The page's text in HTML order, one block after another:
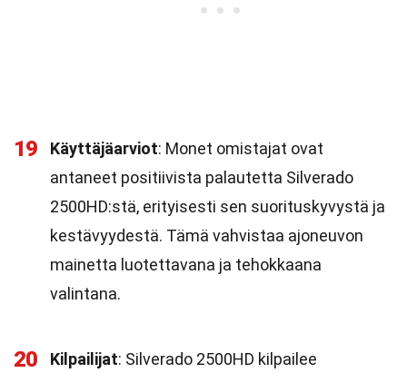
19 Käyttäjäarviot: Monet omistajat ovat
antaneet positiivista palautetta Silverado
2500HD:stä, erityisesti sen suorituskyvystä ja
kestävyydestä. Tämä vahvistaa ajoneuvon
mainetta luotettavana ja tehokkaana
valintana.
20 Kilpailijat: Silverado 2500HD kilpailee